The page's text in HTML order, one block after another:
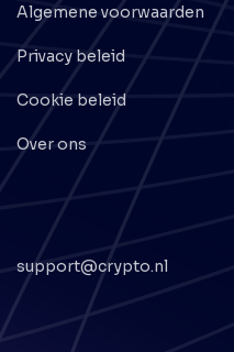
support@crypto.nl
Algemene voorwaarden
Privacy beleid
Cookie beleid
Over ons